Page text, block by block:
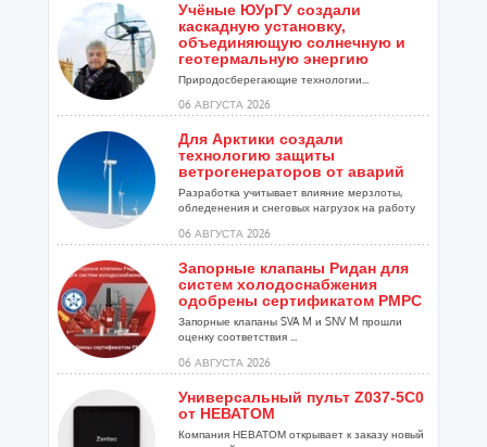
Учёные ЮУрГУ создали
каскадную установку,
объединяющую солнечную и
геотермальную энергию
Природосберегающие технологии...
06 АВГУСТА 2026
Для Арктики создали
технологию защиты
ветрогенераторов от аварий
Разработка учитывает влияние мерзлоты,
обледенения и снеговых нагрузок на работу
06 АВГУСТА 2026
Запорные клапаны Ридан для
систем холодоснабжения
одобрены сертификатом РМРС
Запорные клапаны SVA M и SNV M прошли
оценку соответствия ...
06 АВГУСТА 2026
Универсальный пульт Z037-5C0
от НЕВАТОМ
Компания НЕВАТОМ открывает к заказу новый